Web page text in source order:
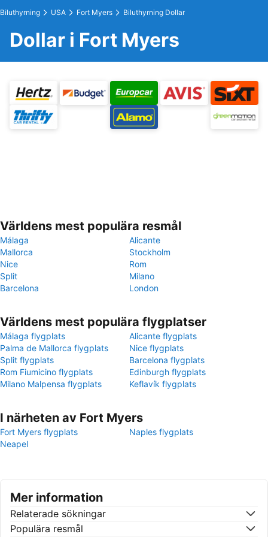
Biluthyrning USA Fort Myers Biluthyrning Dollar
Dollar i Fort Myers
Världens mest populära resmål
Málaga
Alicante
Mallorca
Stockholm
Nice
Rom
Split
Milano
Barcelona
London
Världens mest populära flygplatser
Málaga flygplats
Alicante flygplats
Palma de Mallorca flygplats
Nice flygplats
Split flygplats
Barcelona flygplats
Rom Fiumicino flygplats
Edinburgh flygplats
Milano Malpensa flygplats
Keflavík flygplats
I närheten av Fort Myers
Fort Myers flygplats
Naples flygplats
Neapel
Mer information
Relaterade sökningar
Populära resmål